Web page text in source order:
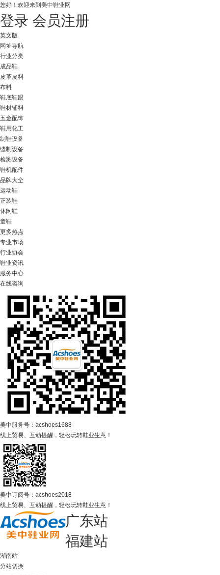
您好！ 欢迎来到美中鞋业网
登录 会员注册
英文版
网址导航
行业分类
成品鞋
皮革皮料
布料
鞋底鞋跟
鞋材辅料
五金配饰
鞋用化工
制鞋设备
缝制设备
检测设备
鞋机配件
品牌大全
运动鞋
正装鞋
休闲鞋
童鞋
更多热点
专业市场
行业协会
鞋业资讯
服务中心
在线咨询
美中服务号：acshoes1688
线上贸易、互动提醒，轻松玩转鞋业生意！
美中订阅号：acshoes2018
线上贸易、互动提醒，轻松玩转鞋业生意！
广东站
福建站
湖南站
分站切换